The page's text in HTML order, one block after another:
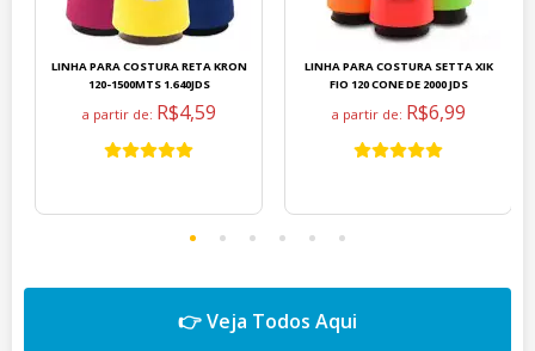
LINHA PARA COSTURA RETA KRON
120-1500MTS 1.640JDS
a partir de: R$4,59
LINHA PARA COSTURA SETTA XIK
FIO 120 CONE DE 2000 JDS
a partir de: R$6,99
👉 Veja Todos Aqui